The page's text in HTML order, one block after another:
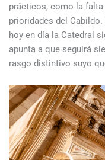
prácticos, como la
prioridades del
hoy en día la Catedral
apunta a que seguirá
rasgo distintivo suyo